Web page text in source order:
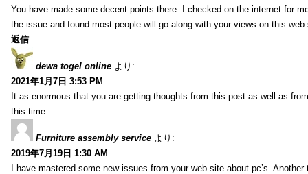
You have made some decent points there. I checked on the internet for
the issue and found most people will go along with your views on this web
返信
dewa togel online より:
2021年1月7日 3:53 PM
It as enormous that you are getting thoughts from this post as well as
this time.
Furniture assembly service より:
2019年7月19日 1:30 AM
I have mastered some new issues from your web-site about pc’s. Another